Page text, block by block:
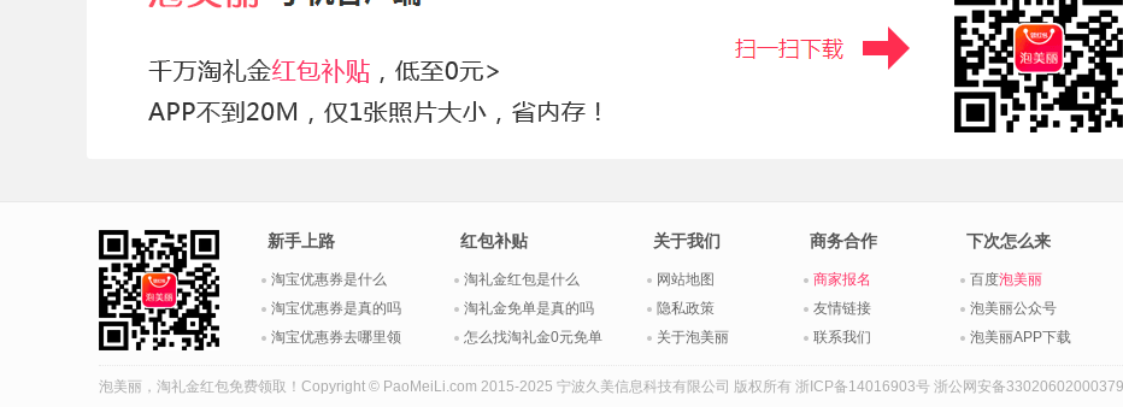
新手上路
淘宝优惠券是什么
淘宝优惠券是真的吗
淘宝优惠券去哪里领
红包补贴
淘礼金红包是什么
淘礼金免单是真的吗
怎么找淘礼金0元免单
关于我们
网站地图
隐私政策
关于泡美丽
商务合作
商家报名
友情链接
联系我们
下次怎么来
百度泡美丽
泡美丽公众号
泡美丽APP下载
泡美丽， 淘礼金红包免费领取！Copyright © PaoMeiLi.com 2015-2025 宁波久美信息科技有限公司 版权所有 浙ICP备14016903号 浙公网安备